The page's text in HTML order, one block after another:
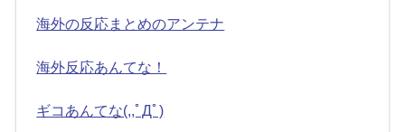
海外の反応まとめのアンテナ
海外反応あんてな！
ギコあんてな(,,ﾟДﾟ)